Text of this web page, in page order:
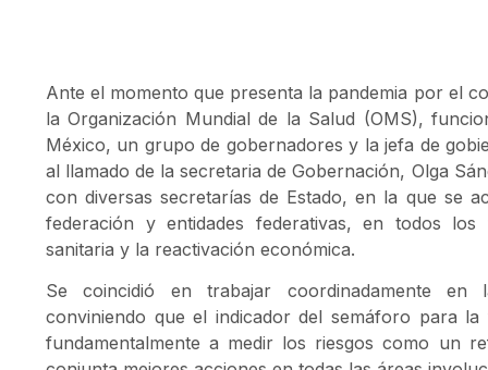
Ante el momento que presenta la pandemia por el
la Organización Mundial de la Salud (OMS),
México, un grupo de gobernadores y la jefa de
al llamado de la secretaria de Gobernación, Olga
con diversas secretarías de Estado, en la que se
federación y entidades federativas, en todos los
sanitaria y la reactivación económica.
Se coincidió en trabajar coordinadamente en
conviniendo que el indicador del semáforo para
fundamentalmente a medir los riesgos como un